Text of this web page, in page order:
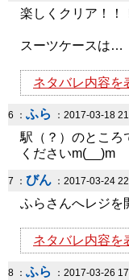
楽しくクリア！！
スーツケースは…
ネタバレ内容を
6 ： ふら ：2017-03-18
駅（？）のとこ
くださいm(__)m
7 ： びん ：2017-03-24
ふらさんへレジ
ネタバレ内容を
8 ： ふら ：2017-03-26